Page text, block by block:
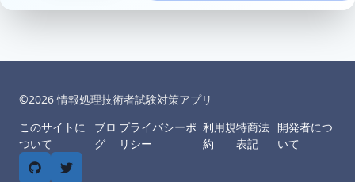
©︎2026情報処理技術者試験対策アプリ
このサイトに
ついて
ブロ
グ
プライバシーポ
リシー
利用規
約
特商法
表記
開発者につ
いて